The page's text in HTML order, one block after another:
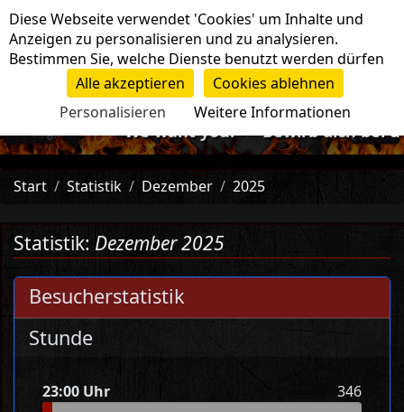
Navigation
-=>We want you!<=- Bewirb dich bei uns -=>We
Start Statistik Dezember 2025
Statistik: Dezember 2025
Besucherstatistik
Stunde
23:00 Uhr 346
Cookie-Einstellungen
Diese Webseite verwendet 'Cookies' um Inhalte und
Anzeigen zu personalisieren und zu analysieren.
Bestimmen Sie, welche Dienste benutzt werden dürfen
Alle akzeptieren
Cookies ablehnen
Personalisieren
Weitere Informationen